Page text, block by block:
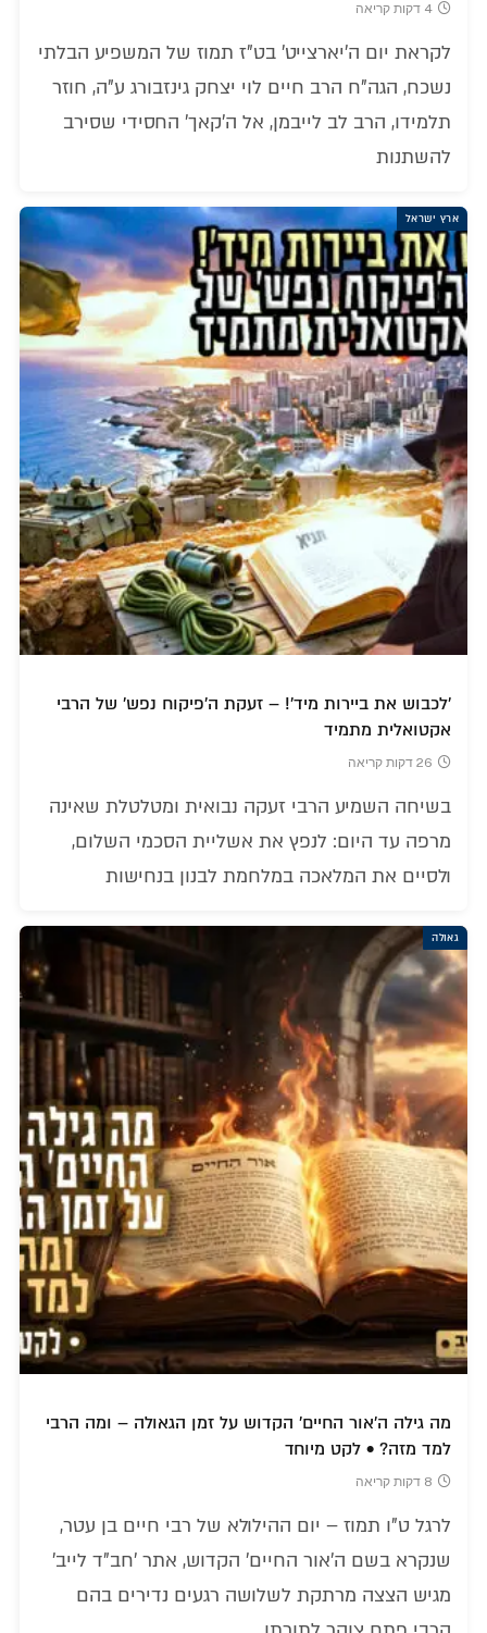
4 דקות קריאה
לקראת יום ה'יארצייט' בט"ז תמוז של המשפיע הבלתי
נשכח, הגה"ח הרב חיים לוי יצחק גינזבורג ע"ה, חוזר
תלמידו, הרב לב לייבמן, אל ה'קאך' החסידי שסירב
להשתנות
ארץ ישראל
'לכבוש את ביירות מיד'! – זעקת ה'פיקוח נפש' של הרבי
אקטואלית מתמיד
26 דקות קריאה
בשיחה השמיע הרבי זעקה נבואית ומטלטלת שאינה
מרפה עד היום: לנפץ את אשליית הסכמי השלום,
ולסיים את המלאכה במלחמת לבנון בנחישות
גאולה
מה גילה ה'אור החיים' הקדוש על זמן הגאולה – ומה הרבי
למד מזה? • לקט מיוחד
8 דקות קריאה
לרגל ט"ו תמוז – יום ההילולא של רבי חיים בן עטר,
שנקרא בשם ה'אור החיים' הקדוש, אתר 'חב"ד לייב'
מגיש הצצה מרתקת לשלושה רגעים נדירים בהם